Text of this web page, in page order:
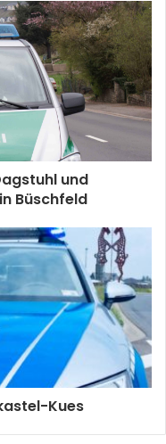
und
Büschfeld
Kues